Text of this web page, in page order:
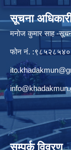
सूचना
मनाेज कुमार साह -
फोन नं.
सम्पर्क विवरण